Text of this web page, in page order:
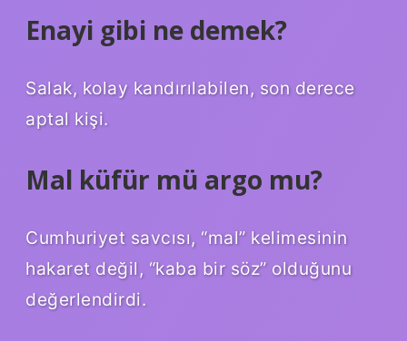
Enayi gibi ne demek?
Salak, kolay kandırılabilen, son derece
aptal kişi.
Mal küfür mü argo mu?
Cumhuriyet savcısı, “mal” kelimesinin
hakaret değil, “kaba bir söz” olduğunu
değerlendirdi.